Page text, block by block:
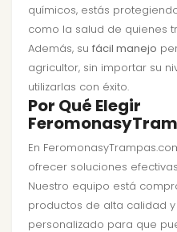
químicos, estás
como la salud de quienes
Además, su fácil manejo
agricultor, sin importar su
utilizarlas con éxito.
Por Qué Elegir
En
ofrecer soluciones
Nuestro equipo está
productos de alta calidad
personalizado para que